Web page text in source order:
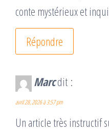
conte mystérieux et
Répondre
Marcdit :
avril 28, 2026 à 3:57 pm
Un article très instructif